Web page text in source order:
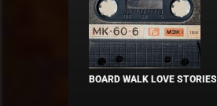
BOARD WALK LOVE STORIES